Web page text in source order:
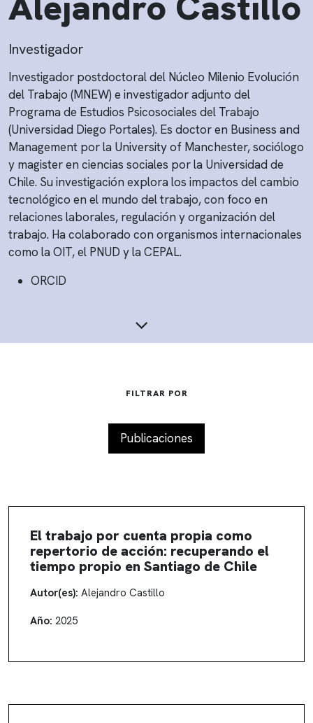
Investigador
Investigador postdoctoral del Núcleo Milenio Evolución
del Trabajo (MNEW) e investigador adjunto del
Programa de Estudios Psicosociales del Trabajo
(Universidad Diego Portales). Es doctor en Business and
Management por la University of Manchester, sociólogo
y magister en ciencias sociales por la Universidad de
Chile. Su investigación explora los impactos del cambio
tecnológico en el mundo del trabajo, con foco en
relaciones laborales, regulación y organización del
trabajo. Ha colaborado con organismos internacionales
como la OIT, el PNUD y la CEPAL.
ORCID
FILTRAR POR
Publicaciones
El trabajo por cuenta propia como
repertorio de acción: recuperando el
tiempo propio en Santiago de Chile
Autor(es): Alejandro Castillo
Año: 2025